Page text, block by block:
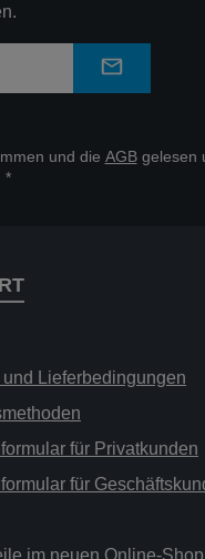
und die AGBgelesen
*
Lieferbedingungen
für Privatkunden
für
im neuen Online-Shop